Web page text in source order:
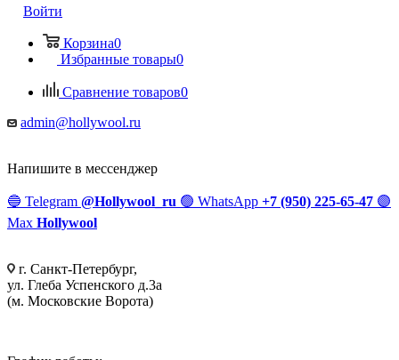
Войти
Корзина0
Избранные товары0
Сравнение товаров0
admin@hollywool.ru
Напишите в мессенджер
🔵 Telegram @Hollywool_ru 🟢 WhatsApp +7 (950) 225-65-47 🟣
Max Hollywool
г. Санкт-Петербург,
ул. Глеба Успенского д.3а
(м. Московские Ворота)